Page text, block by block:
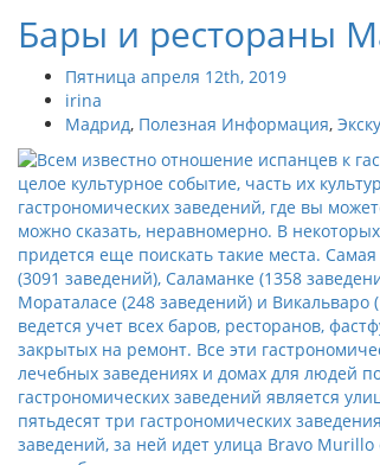
Бары и рестораны
Пятница апреля 12th, 2019
irina
Мадрид, Полезная Информация,